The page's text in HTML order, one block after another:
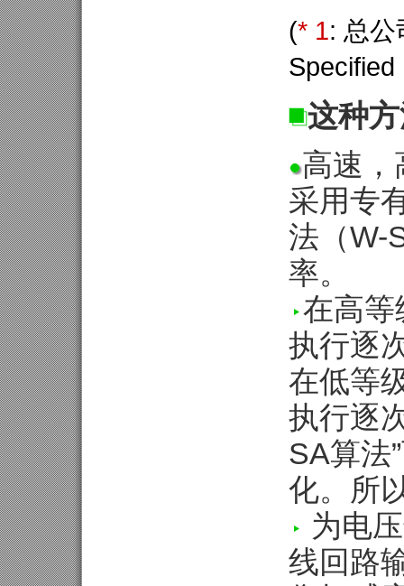
(* 1: 总公
Specified
这种
高速，
采用专
法（W-
率。
在高等
执行逐
在低等
执行逐
SA算法
化。所
为电
线回路